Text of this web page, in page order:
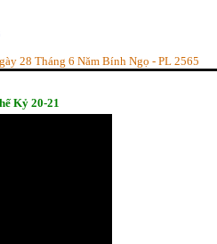
28 Tháng 6 Năm Bính Ngọ - PL 2565
Kỷ 20-21